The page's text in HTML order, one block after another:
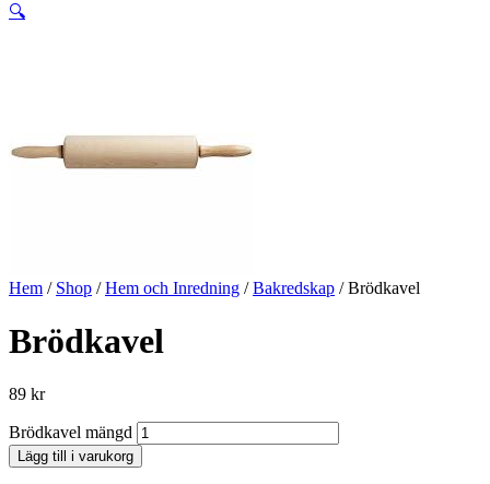
🔍
Hem / Shop /Hem och Inredning /Bakredskap / Brödkavel
Brödkavel
89 kr
Brödkavel mängd
Lägg till i varukorg